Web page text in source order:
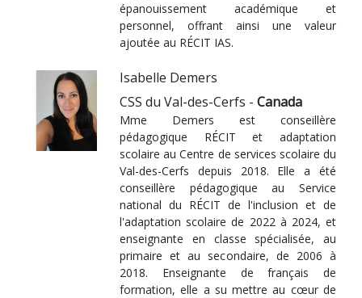
épanouissement académique et
personnel, offrant ainsi une valeur
ajoutée au RÉCIT IAS.
Isabelle Demers
CSS du Val-des-Cerfs - Canada
Mme Demers est conseillère
pédagogique RÉCIT et adaptation
scolaire au Centre de services scolaire du
Val-des-Cerfs depuis 2018. Elle a été
conseillère pédagogique au Service
national du RÉCIT de l'inclusion et de
l'adaptation scolaire de 2022 à 2024, et
enseignante en classe spécialisée, au
primaire et au secondaire, de 2006 à
2018. Enseignante de français de
formation, elle a su mettre au cœur de